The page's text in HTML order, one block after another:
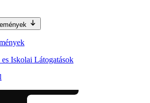
Iskolai Látogatások